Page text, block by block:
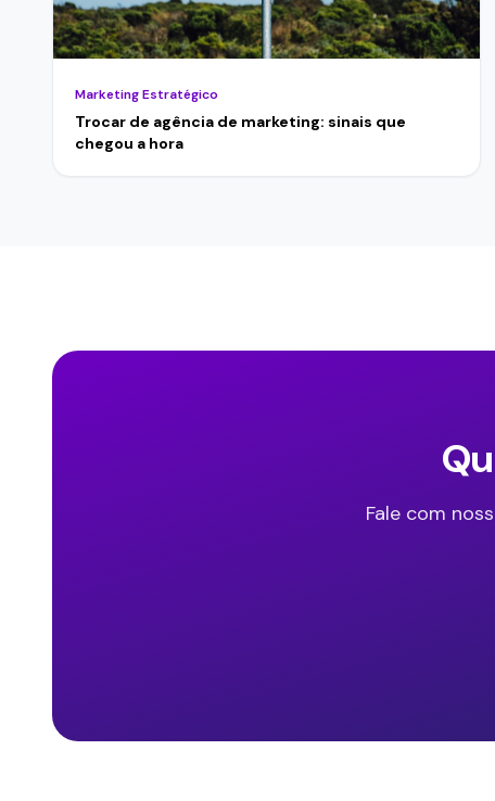
Marketing Estratégico
Trocar de agência de marketing: sinais que
chegou a hora
Fale com